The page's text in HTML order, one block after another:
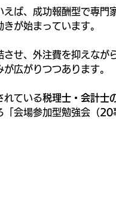
えば、成功報酬型で専
が始まっています。
させ、外注費を抑えなが
広がりつつあります。
れている税理士・会計士
「会場参加型勉強会（20